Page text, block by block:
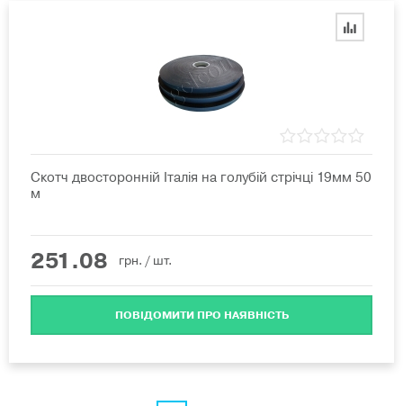
Скотч двосторонній Італія на голубій стрічці 19мм 50
м
251.08 грн. / шт.
ПОВІДОМИТИ ПРО НАЯВНІСТЬ